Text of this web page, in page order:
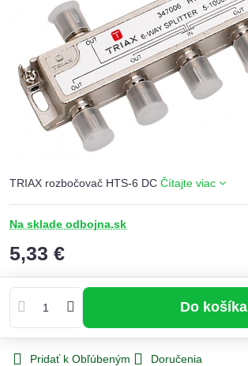
TRIAX rozbočovač HTS-6 DC Čítajte viac
Na sklade odbojna.sk
5,33 €
Do košíka
Pridať k Obľúbeným Doručenia